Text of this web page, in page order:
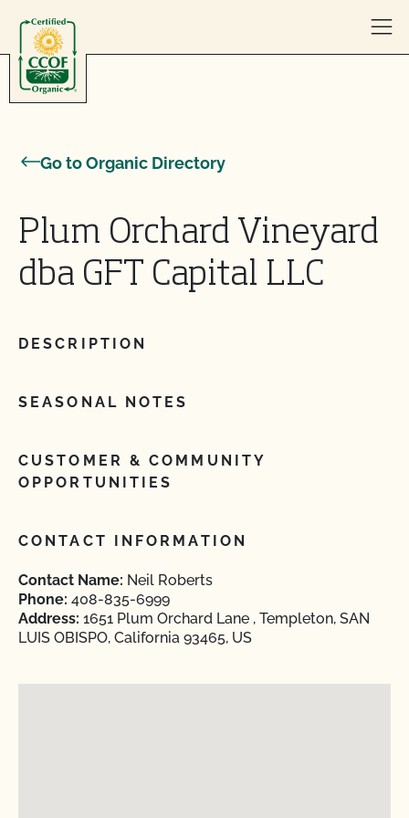
Go to Organic Directory
Plum Orchard Vineyard
dba GFT Capital LLC
DESCRIPTION
SEASONAL NOTES
CUSTOMER & COMMUNITY
OPPORTUNITIES
CONTACT INFORMATION
Contact Name: Neil Roberts
Phone: 408-835-6999
Address: 1651 Plum Orchard Lane , Templeton, SAN
LUIS OBISPO, California 93465, US